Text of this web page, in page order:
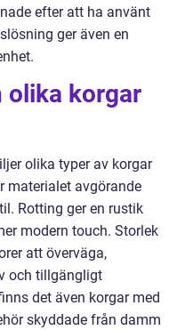
efter att ha använt
ger även en
olika korgar
olika typer av korgar
materialet avgörande
Rotting ger en rustik
modern touch. Storlek
att överväga,
och tillgängligt
det även korgar med
skyddade från damm